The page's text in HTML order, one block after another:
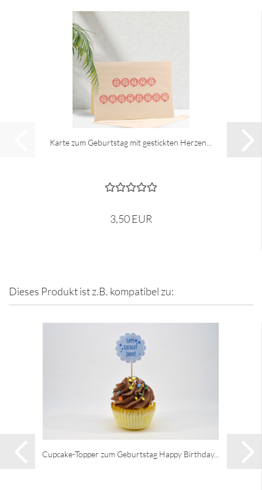
Karte zum Geburtstag mit gestickten Herzen...
3,50 EUR
Dieses Produkt ist z.B. kompatibel zu:
Cupcake-Topper zum Geburtstag Happy Birthday...